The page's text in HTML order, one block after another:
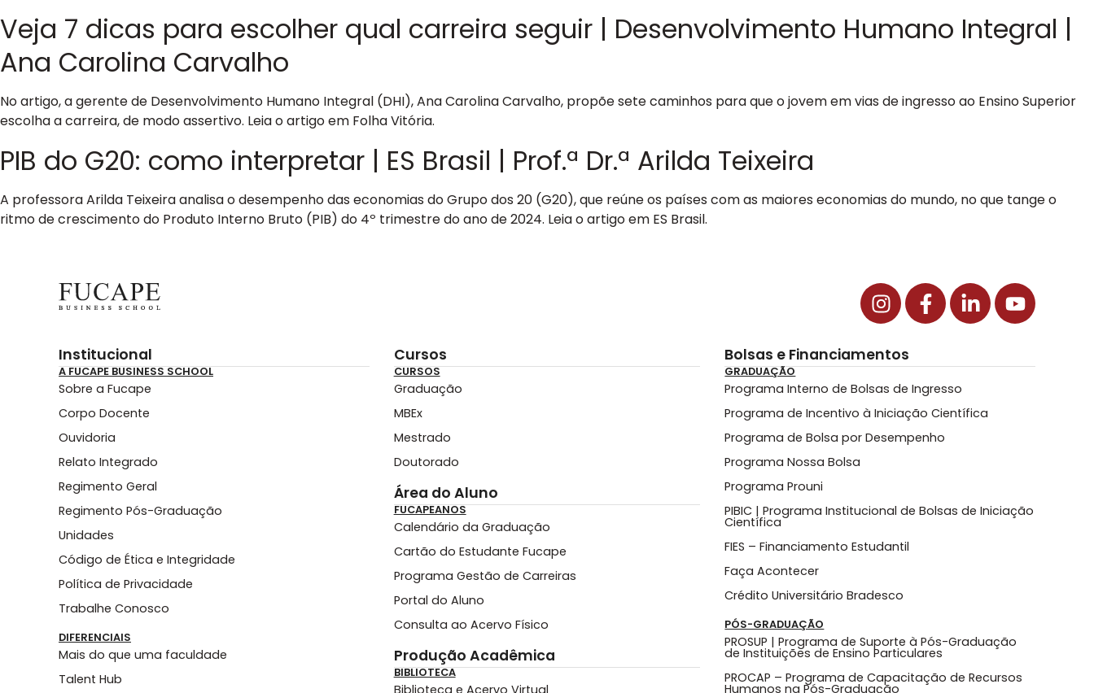
Veja 7 dicas para escolher qual carreira seguir | Desenvolvimento Humano Integral |
Ana Carolina Carvalho
No artigo, a gerente de Desenvolvimento Humano Integral (DHI), Ana Carolina Carvalho, propõe sete caminhos para que o jovem em vias de ingresso ao Ensino Superior
escolha a carreira, de modo assertivo. Leia o artigo em Folha Vitória.
PIB do G20: como interpretar | ES Brasil | Prof.ª Dr.ª Arilda Teixeira
A professora Arilda Teixeira analisa o desempenho das economias do Grupo dos 20 (G20), que reúne os países com as maiores economias do mundo, no que tange o
ritmo de crescimento do Produto Interno Bruto (PIB) do 4º trimestre do ano de 2024. Leia o artigo em ES Brasil.
Institucional
A FUCAPE BUSINESS SCHOOL
Sobre a Fucape
Corpo Docente
Ouvidoria
Relato Integrado
Regimento Geral
Regimento Pós-Graduação
Unidades
Código de Ética e Integridade
Política de Privacidade
Trabalhe Conosco
DIFERENCIAIS
Mais do que uma faculdade
Talent Hub
Cursos
CURSOS
Graduação
MBEx
Mestrado
Doutorado
Área do Aluno
FUCAPEANOS
Calendário da Graduação
Cartão do Estudante Fucape
Programa Gestão de Carreiras
Portal do Aluno
Consulta ao Acervo Físico
Produção Acadêmica
BIBLIOTECA
Bolsas e Financiamentos
GRADUAÇÃO
Programa Interno de Bolsas de Ingresso
Programa de Incentivo à Iniciação Científica
Programa de Bolsa por Desempenho
Programa Nossa Bolsa
Programa Prouni
PIBIC | Programa Institucional de Bolsas de Iniciação
Científica
FIES – Financiamento Estudantil
Faça Acontecer
Crédito Universitário Bradesco
PÓS-GRADUAÇÃO
PROSUP | Programa de Suporte à Pós-Graduação
de Instituições de Ensino Particulares
PROCAP – Programa de Capacitação de Recursos
Humanos na Pós-Graduação